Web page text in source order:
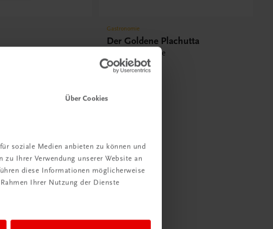
Über Cookies
soziale Medien anbieten zu können und
Ihrer Verwendung unserer Website an
diese Informationen möglicherweise
Ihrer Nutzung der Dienste
Gastronomie
Der Goldene Plachutta
Alle 1500 Rezepte
€ 50,00